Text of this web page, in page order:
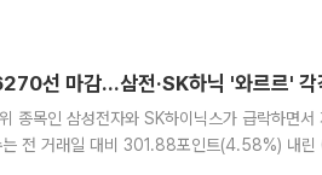
선 마감…삼전·SK하닉 '와르르'
종목인 삼성전자와 SK하이닉스가 급락하면
는 전 거래일 대비 301.88포인트(4.58%) 내